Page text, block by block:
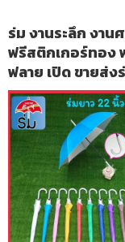
ร่ม งานระลึก งา
ฟรีสติกเกอร์ทอง
ฟลาย เปิด ขายส่